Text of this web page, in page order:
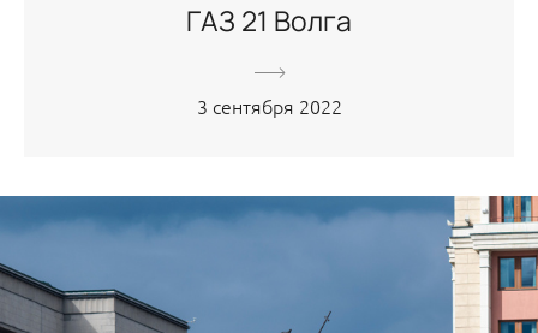
ГАЗ 21 Волга
3 сентября 2022